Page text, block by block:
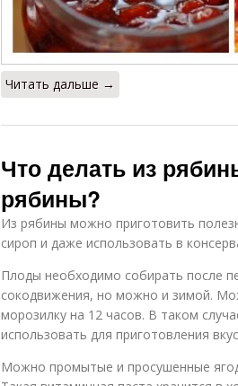
Читать дальше →
Что делать из
рябины?
Из рябины можно приготовить
сироп и даже использовать в
Плоды необходимо собирать после
сокодвижения, но можно и зимой.
морозилку на 12 часов. В таком
использовать для приготовления
Можно промытые и просушенные